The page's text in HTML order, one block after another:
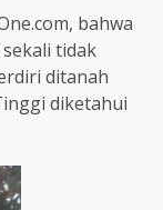
bahwa
tidak
ditanah
diketahui